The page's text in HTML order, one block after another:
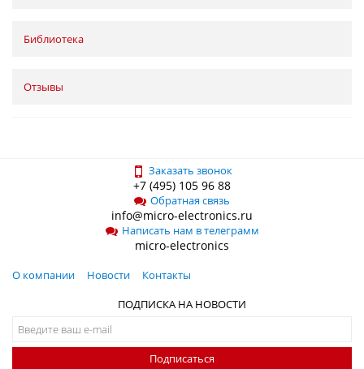
Библиотека
Отзывы
Заказать звонок
+7 (495) 105 96 88
Обратная связь
info@micro-electronics.ru
Написать нам в телеграмм
micro-electronics
О компании Новости
Контакты
ПОДПИСКА НА НОВОСТИ
Подписаться